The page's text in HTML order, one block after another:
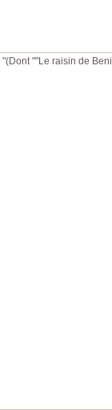
""Le raisin de Beni